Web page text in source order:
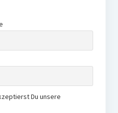
Du unsere